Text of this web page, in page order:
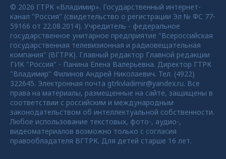
© 2026 ГТРК «Владимир». Государственный интернет-
канал "Россия" (свидетельство о регистрации Эл № ФС 77-
59166 от 22.08.2014). Учредитель - федеральное
государственное унитарное предприятие "Всероссийская
государственная телевизионная и радиовещательная
компания" (ВГТРК). Главный редактор Главной редакции
ГИК "Россия" - Панина Елена Валерьевна. Директор ГТРК
"Владимир" Филинов Андрей Николаевич. Тел. (4922)
322645. Электронная почта gtrkvladimir@yandex.ru. Все
права на материалы, размещенные на сайте, защищены в
соответствии с российским и международным
законодательством об интеллектуальной собственности.
Любое использование текстовых, фото-, аудио-,
видеоматериалов возможно только с согласия
правообладателя ВГТРК. Для детей старше 16 лет.